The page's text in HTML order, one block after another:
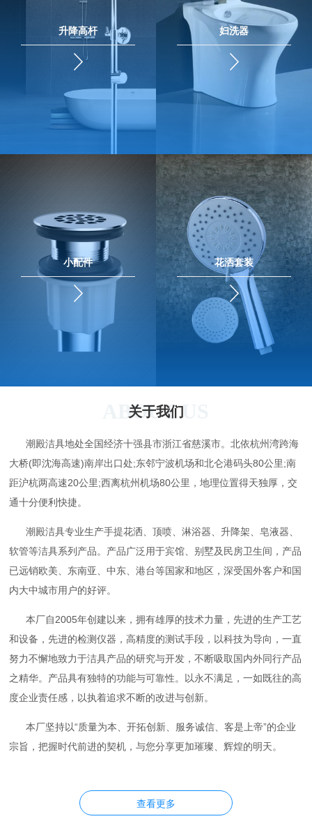
升降高杆 妇洗器
小配件 花洒套装
关于我们
ABOUT US
潮殿洁具地处全国经济十强县市浙江省慈溪市。北依杭州湾跨海
大桥(即沈海高速)南岸出口处;东邻宁波机场和北仑港码头80公里;南
距沪杭两高速20公里;西离杭州机场80公里，地理位置得天独厚，交
通十分便利快捷。
潮殿洁具专业生产手提花洒、顶喷、淋浴器、升降架、皂液器、
软管等洁具系列产品。产品广泛用于宾馆、别墅及民房卫生间，产品
已远销欧美、东南亚、中东、港台等国家和地区，深受国外客户和国
内大中城市用户的好评。
本厂自2005年创建以来，拥有雄厚的技术力量，先进的生产工艺
和设备，先进的检测仪器，高精度的测试手段，以科技为导向，一直
努力不懈地致力于洁具产品的研究与开发，不断吸取国内外同行产品
之精华。产品具有独特的功能与可靠性。以永不满足，一如既往的高
度企业责任感，以执着追求不断的改进与创新。
本厂坚持以“质量为本、开拓创新、服务诚信、客是上帝”的企业
宗旨，把握时代前进的契机，与您分享更加璀璨、辉煌的明天。
查看更多